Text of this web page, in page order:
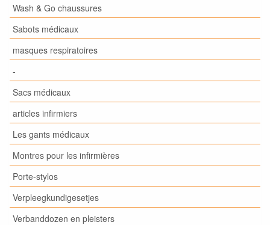
Wash & Go chaussures
Sabots médicaux
masques respiratoires
-
Sacs médicaux
articles infirmiers
Les gants médicaux
Montres pour les infirmières
Porte-stylos
Verpleegkundigesetjes
Verbanddozen en pleisters